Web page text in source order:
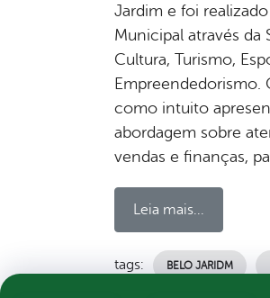
Jardim e foi
Municipal através da
Cultura, Turismo,
Empreendedorismo.
como intuito
abordagem sobre
vendas e finanças,
Leia mais...
tags: BELO JARIDM